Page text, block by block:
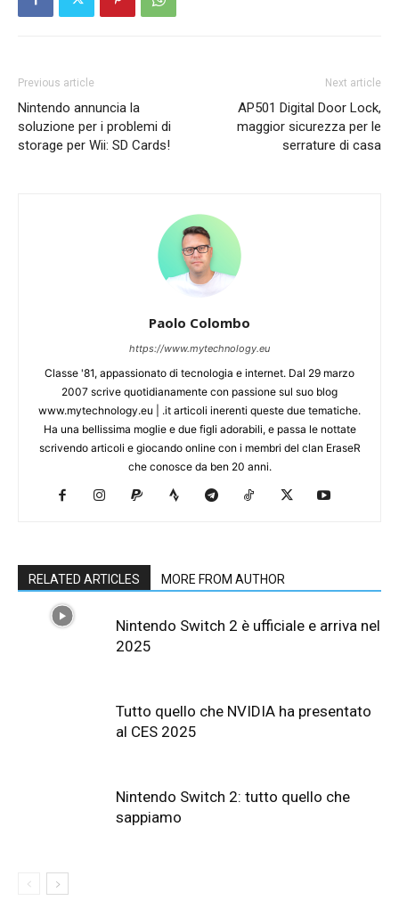
Previous article
Nintendo annuncia la
soluzione per i problemi di
storage per Wii: SD Cards!
Next article
AP501 Digital Door Lock,
maggior sicurezza per le
serrature di casa
Paolo Colombo
https://www.mytechnology.eu
Classe '81, appassionato di tecnologia e internet. Dal 29 marzo
2007 scrive quotidianamente con passione sul suo blog
www.mytechnology.eu | .it articoli inerenti queste due tematiche.
Ha una bellissima moglie e due figli adorabili, e passa le nottate
scrivendo articoli e giocando online con i membri del clan EraseR
che conosce da ben 20 anni.
RELATED ARTICLES MORE FROM AUTHOR
Nintendo Switch 2 è ufficiale e arriva nel
2025
Tutto quello che NVIDIA ha presentato
al CES 2025
Nintendo Switch 2: tutto quello che
sappiamo